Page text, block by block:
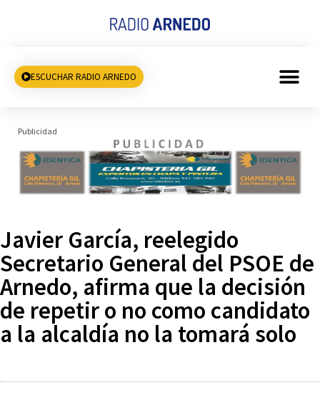
ESCUCHAR RADIO ARNEDO
Publicidad
Javier García, reelegido
Secretario General del PSOE de
Arnedo, afirma que la decisión
de repetir o no como candidato
a la alcaldía no la tomará solo